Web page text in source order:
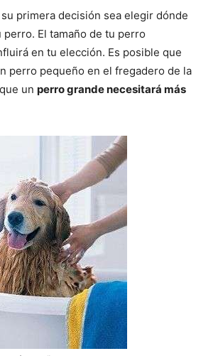
primera decisión sea elegir dónde
perro. El tamaño de tu perro
en tu elección. Es posible que
perro pequeño en el fregadero de la
un perro grande necesitará más